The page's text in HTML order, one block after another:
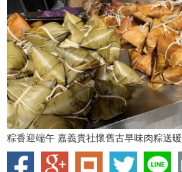
粽香迎端午 嘉義貴社懷舊古早味肉粽送暖